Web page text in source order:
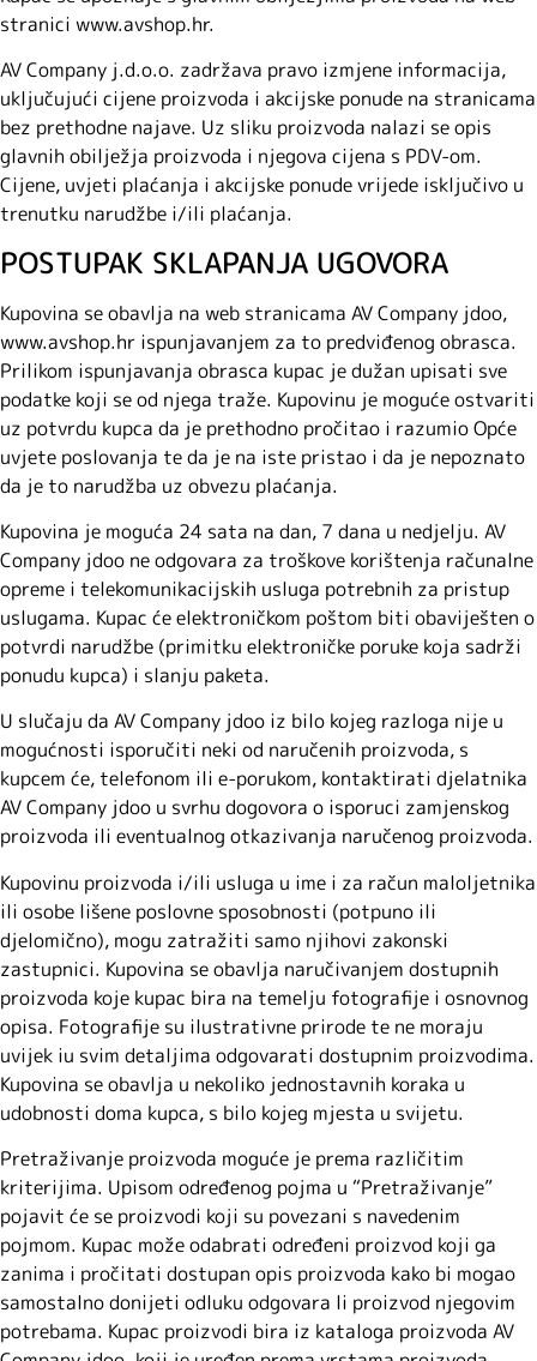
stranici www.avshop.hr.
AV Company j.d.o.o. zadržava pravo izmjene informacija,
uključujući cijene proizvoda i akcijske ponude na stranicama
bez prethodne najave. Uz sliku proizvoda nalazi se opis
glavnih obilježja proizvoda i njegova cijena s PDV-om.
Cijene, uvjeti plaćanja i akcijske ponude vrijede isključivo u
trenutku narudžbe i/ili plaćanja.
POSTUPAK SKLAPANJA UGOVORA
Kupovina se obavlja na web stranicama AV Company jdoo,
www.avshop.hr ispunjavanjem za to predviđenog obrasca.
Prilikom ispunjavanja obrasca kupac je dužan upisati sve
podatke koji se od njega traže. Kupovinu je moguće ostvariti
uz potvrdu kupca da je prethodno pročitao i razumio Opće
uvjete poslovanja te da je na iste pristao i da je nepoznato
da je to narudžba uz obvezu plaćanja.
Kupovina je moguća 24 sata na dan, 7 dana u nedjelju. AV
Company jdoo ne odgovara za troškove korištenja računalne
opreme i telekomunikacijskih usluga potrebnih za pristup
uslugama. Kupac će elektroničkom poštom biti obaviješten o
potvrdi narudžbe (primitku elektroničke poruke koja sadrži
ponudu kupca) i slanju paketa.
U slučaju da AV Company jdoo iz bilo kojeg razloga nije u
mogućnosti isporučiti neki od naručenih proizvoda, s
kupcem će, telefonom ili e-porukom, kontaktirati djelatnika
AV Company jdoo u svrhu dogovora o isporuci zamjenskog
proizvoda ili eventualnog otkazivanja naručenog proizvoda.
Kupovinu proizvoda i/ili usluga u ime i za račun maloljetnika
ili osobe lišene poslovne sposobnosti (potpuno ili
djelomično), mogu zatražiti samo njihovi zakonski
zastupnici. Kupovina se obavlja naručivanjem dostupnih
proizvoda koje kupac bira na temelju fotografije i osnovnog
opisa. Fotografije su ilustrativne prirode te ne moraju
uvijek iu svim detaljima odgovarati dostupnim proizvodima.
Kupovina se obavlja u nekoliko jednostavnih koraka u
udobnosti doma kupca, s bilo kojeg mjesta u svijetu.
Pretraživanje proizvoda moguće je prema različitim
kriterijima. Upisom određenog pojma u “Pretraživanje”
pojavit će se proizvodi koji su povezani s navedenim
pojmom. Kupac može odabrati određeni proizvod koji ga
zanima i pročitati dostupan opis proizvoda kako bi mogao
samostalno donijeti odluku odgovara li proizvod njegovim
potrebama. Kupac proizvodi bira iz kataloga proizvoda AV